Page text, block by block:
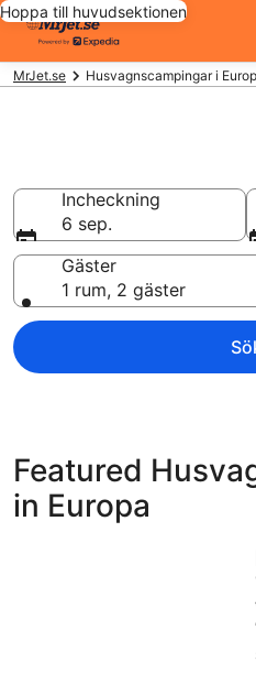
Hoppa till huvudsektionen
MrJet.se Husvagnscampingar i
Incheckning
6 sep.
Gäster
1 rum, 2 gäster
Featured
in Europa